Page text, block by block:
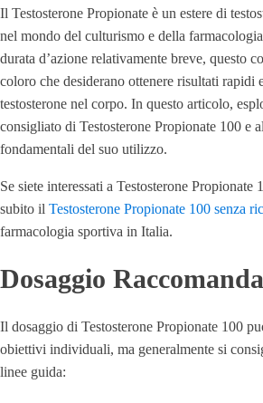
Il Testosterone Propionate è un estere di
nel mondo del culturismo e della
durata d’azione relativamente breve, questo
coloro che desiderano ottenere risultati rapidi
testosterone nel corpo. In questo articolo,
consigliato di Testosterone Propionate 100 e
fondamentali del suo utilizzo.
Se siete interessati a Testosterone Propionate
subito il Testosterone Propionate 100 senza
farmacologia sportiva in Italia.
Dosaggio
Il dosaggio di Testosterone Propionate 100
obiettivi individuali, ma generalmente si
linee guida: